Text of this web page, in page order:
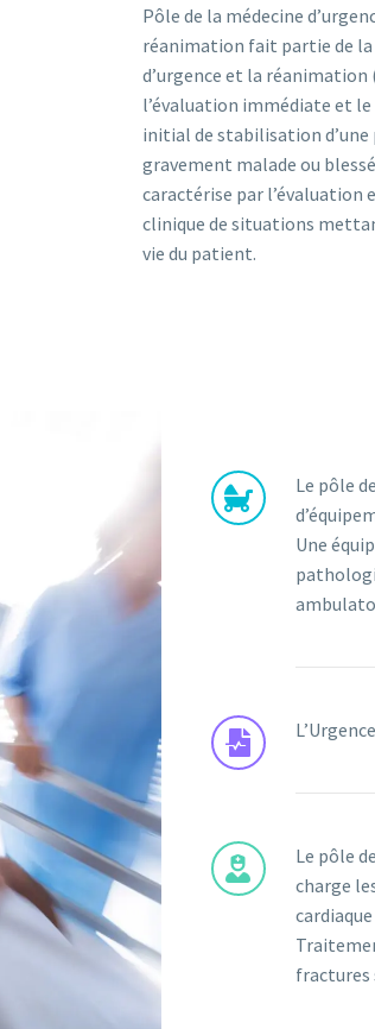
Pôle de la médecine
réanimation fait partie de la
d’urgence et la réanimation
l’évaluation immédiate et
initial de stabilisation d’une
gravement malade ou
caractérise par l’évaluation
clinique de situations
vie du patient.
Le pôle
Une
Le pôle
charge
fractures